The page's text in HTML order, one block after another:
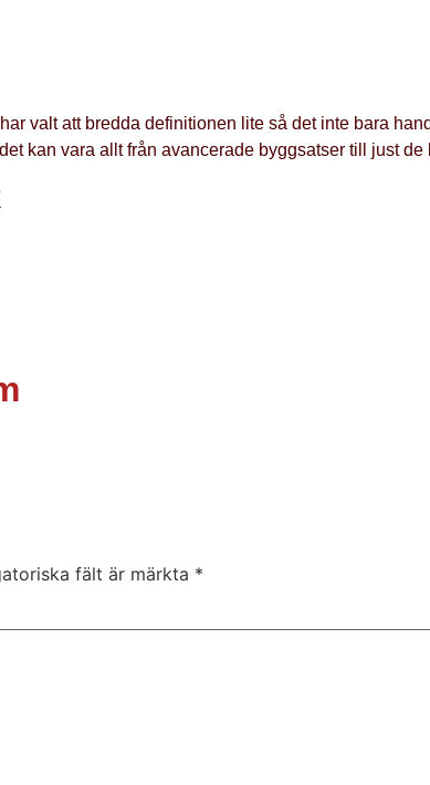
valt att bredda definitionen lite så det inte bara
kan vara allt från avancerade byggsatser till just
fält är märkta *